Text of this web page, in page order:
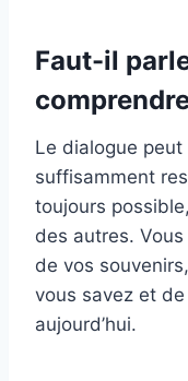
Faut-il
Le dialogue
suffisamment
toujours
des autres.
de vos
vous savez et
aujourd’hui.